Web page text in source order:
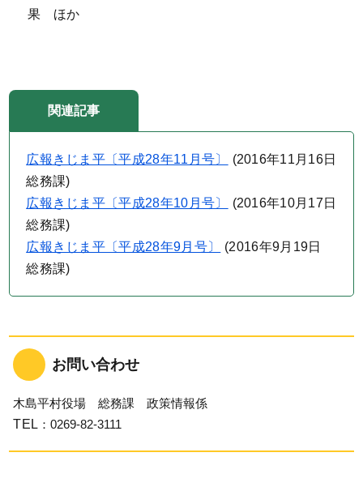
果 ほか
関連記事
広報きじま平〔平成28年11月号〕 (2016年11月16日
総務課)
広報きじま平〔平成28年10月号〕
(2016年10月17日
総務課)
広報きじま平〔平成28年9月号〕
(2016年9月19日
総務課)
お問い合わせ
木島平村役場 総務課 政策情報係
TEL ：0269-82-3111